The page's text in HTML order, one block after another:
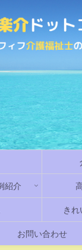
紹介
き
お問い合わせ